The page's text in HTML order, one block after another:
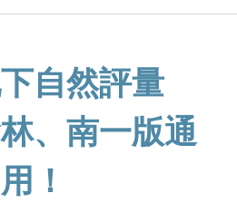
自然評量
、南一版通
用！